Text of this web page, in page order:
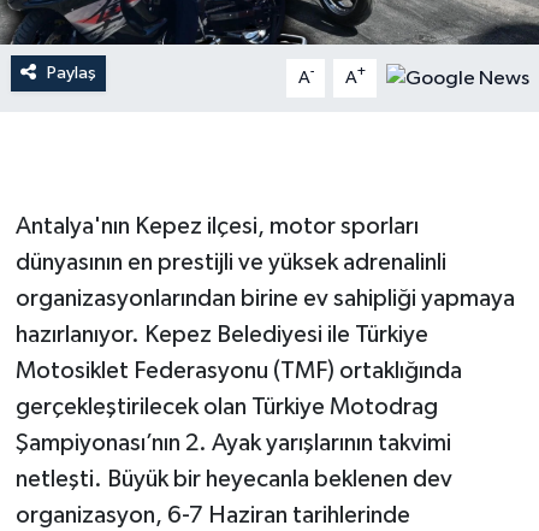
Paylaş A- A+
Antalya'nın Kepez ilçesi, motor sporları
dünyasının en prestijli ve yüksek adrenalinli
organizasyonlarından birine ev sahipliği yapmaya
hazırlanıyor. Kepez Belediyesi ile Türkiye
Motosiklet Federasyonu (TMF) ortaklığında
gerçekleştirilecek olan Türkiye Motodrag
Şampiyonası’nın 2. Ayak yarışlarının takvimi
netleşti. Büyük bir heyecanla beklenen dev
organizasyon, 6-7 Haziran tarihlerinde